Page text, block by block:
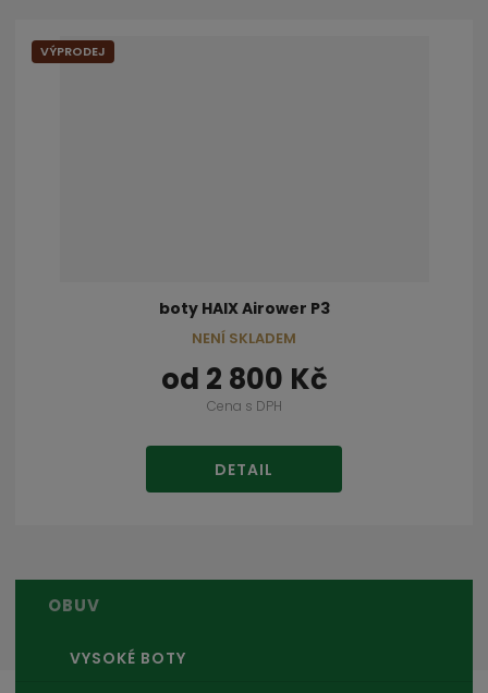
VÝPRODEJ
boty HAIX Airower P3
od 2 800 Kč
Cena s DPH
DETAIL
NENÍ SKLADEM
OBUV
VYSOKÉ BOTY